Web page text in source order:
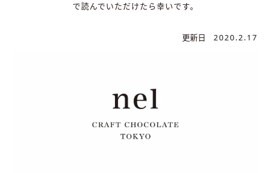
で読んでいただけたら幸いです。
更新日 2020.2.17